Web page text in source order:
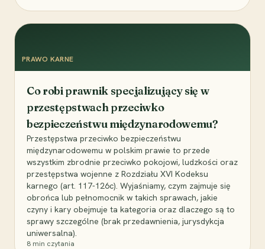
PRAWO KARNE
Co robi prawnik specjalizujący się w
przestępstwach przeciwko
bezpieczeństwu międzynarodowemu?
Przestępstwa przeciwko bezpieczeństwu
międzynarodowemu w polskim prawie to przede
wszystkim zbrodnie przeciwko pokojowi, ludzkości oraz
przestępstwa wojenne z Rozdziału XVI Kodeksu
karnego (art. 117-126c). Wyjaśniamy, czym zajmuje się
obrońca lub pełnomocnik w takich sprawach, jakie
czyny i kary obejmuje ta kategoria oraz dlaczego są to
sprawy szczególne (brak przedawnienia, jurysdykcja
uniwersalna).
8 min czytania